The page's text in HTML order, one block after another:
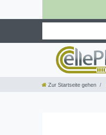
Zur Startseite gehen